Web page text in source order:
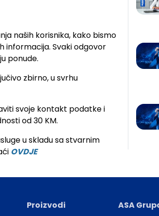
naših korisnika, kako bismo
informacija. Svaki odgovor
ponude.
zbirno, u svrhu
svoje kontakt podatke i
od 30 KM.
u skladu sa stvarnim
OVDJE
Proizvodi
ASA